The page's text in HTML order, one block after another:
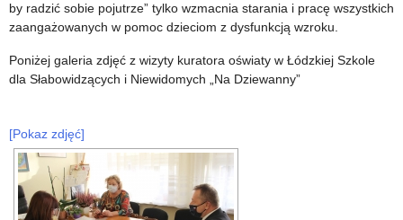
by radzić sobie pojutrze” tylko wzmacnia starania i pracę wszystkich
zaangażowanych w pomoc dzieciom z dysfunkcją wzroku.
Poniżej galeria zdjęć z wizyty kuratora oświaty w Łódzkiej Szkole
dla Słabowidzących i Niewidomych „Na Dziewanny”
[Pokaz zdjęć]